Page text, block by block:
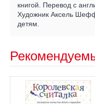
книгой. Перевод с
Художник Аксель
детям.